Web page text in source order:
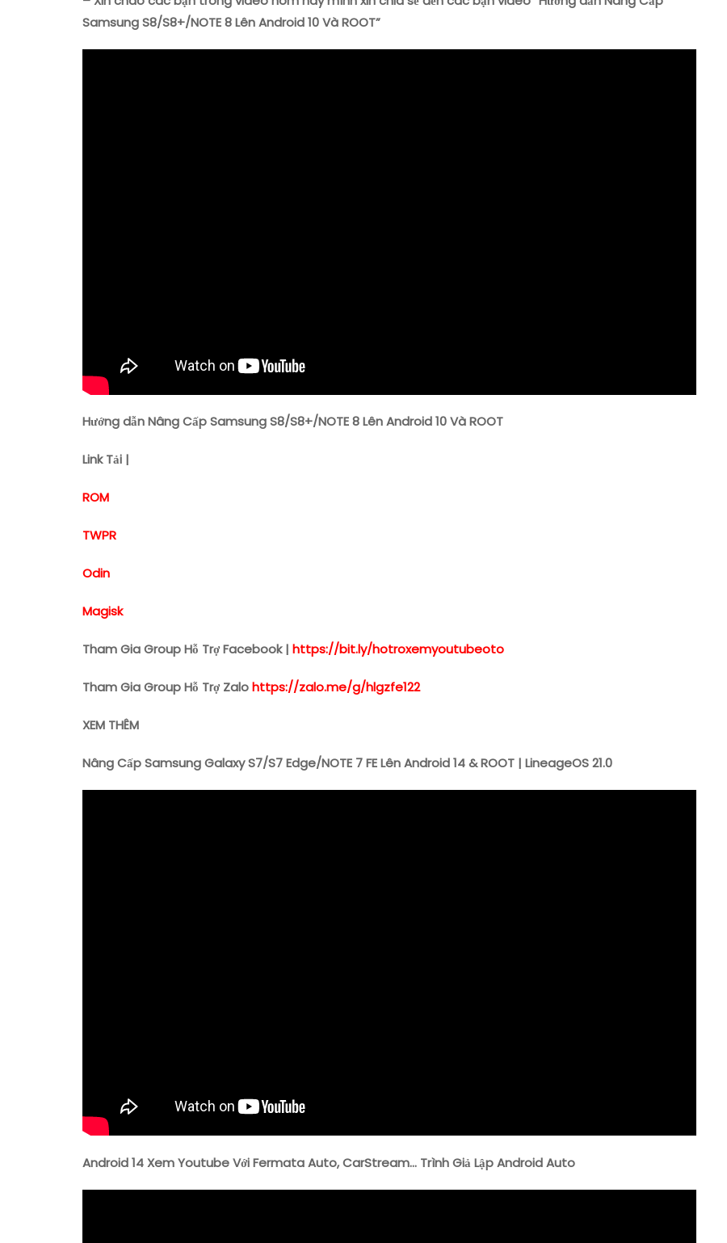
S8/S8+/NOTE
Samsung S8/S8+/NOTE 8 Lên Android 10 Và ROOT”
Hướng dẫn Nâng Cấp Samsung S8/S8+/NOTE 8 Lên Android 10 Và ROOT
Link Tải |
ROM
TWPR
Odin
Magisk
Tham Gia Group Hỗ Trợ Facebook | https://bit.ly/hotroxemyoutubeoto
Tham Gia Group Hỗ Trợ Zalohttps://zalo.me/g/hlgzfe122
XEM THÊM
Nâng Cấp Samsung Galaxy S7/S7 Edge/NOTE 7 FE Lên Android 14 & ROOT | LineageOS 21.0
Android 14 Xem Youtube Với Fermata Auto, CarStream… Trình Giả Lập Android Auto